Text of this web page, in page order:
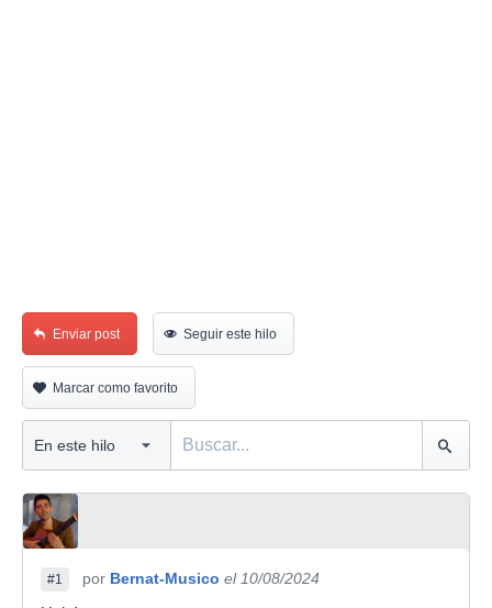
Enviar post Seguir este hilo
Marcar como favorito
#1 por Bernat-Musico el 10/08/2024